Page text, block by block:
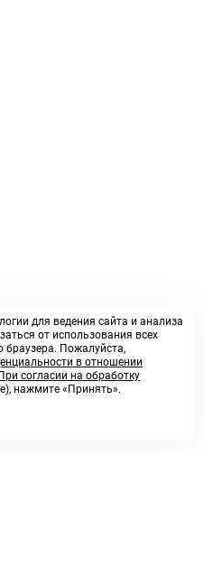
для ведения сайта и анализа
от использования всех
браузера. Пожалуйста,
в отношении
согласии на обработку
нажмите «Принять».